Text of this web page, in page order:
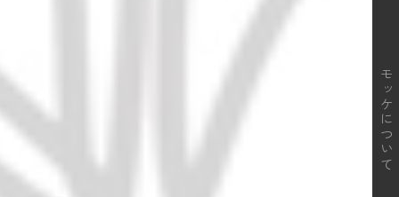
モッケについて